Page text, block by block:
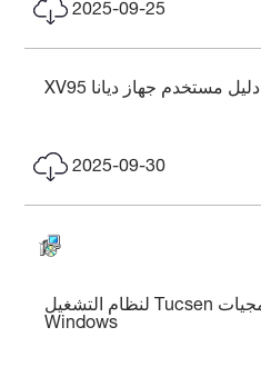
2025-09-25
دليل مستخدم جهاز ديانا XV95
2025-09-30
مجموعة أدوات تطوير البرمجيات Tucsen لنظام التشغيل
Windows